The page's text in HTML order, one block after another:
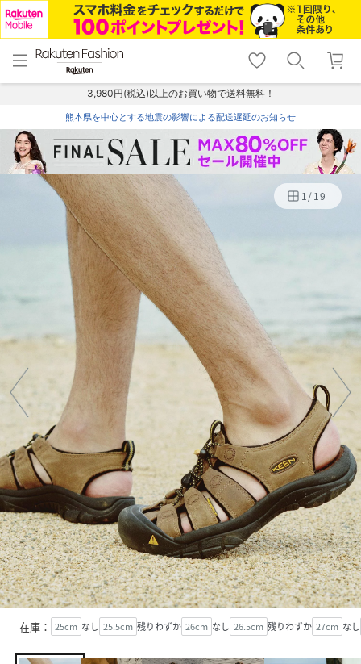
menu home
トップ
shopping_cart lock_outline
ログイン
3,980円(税込)以上のお買い物で送料無料！
熊本県を中心とする地震の影響による配送遅延のお知らせ
1/19
在庫： 25cm なし 25.5cm 残りわずか 26cm なし 26.5cm 残りわずか 27cm なし